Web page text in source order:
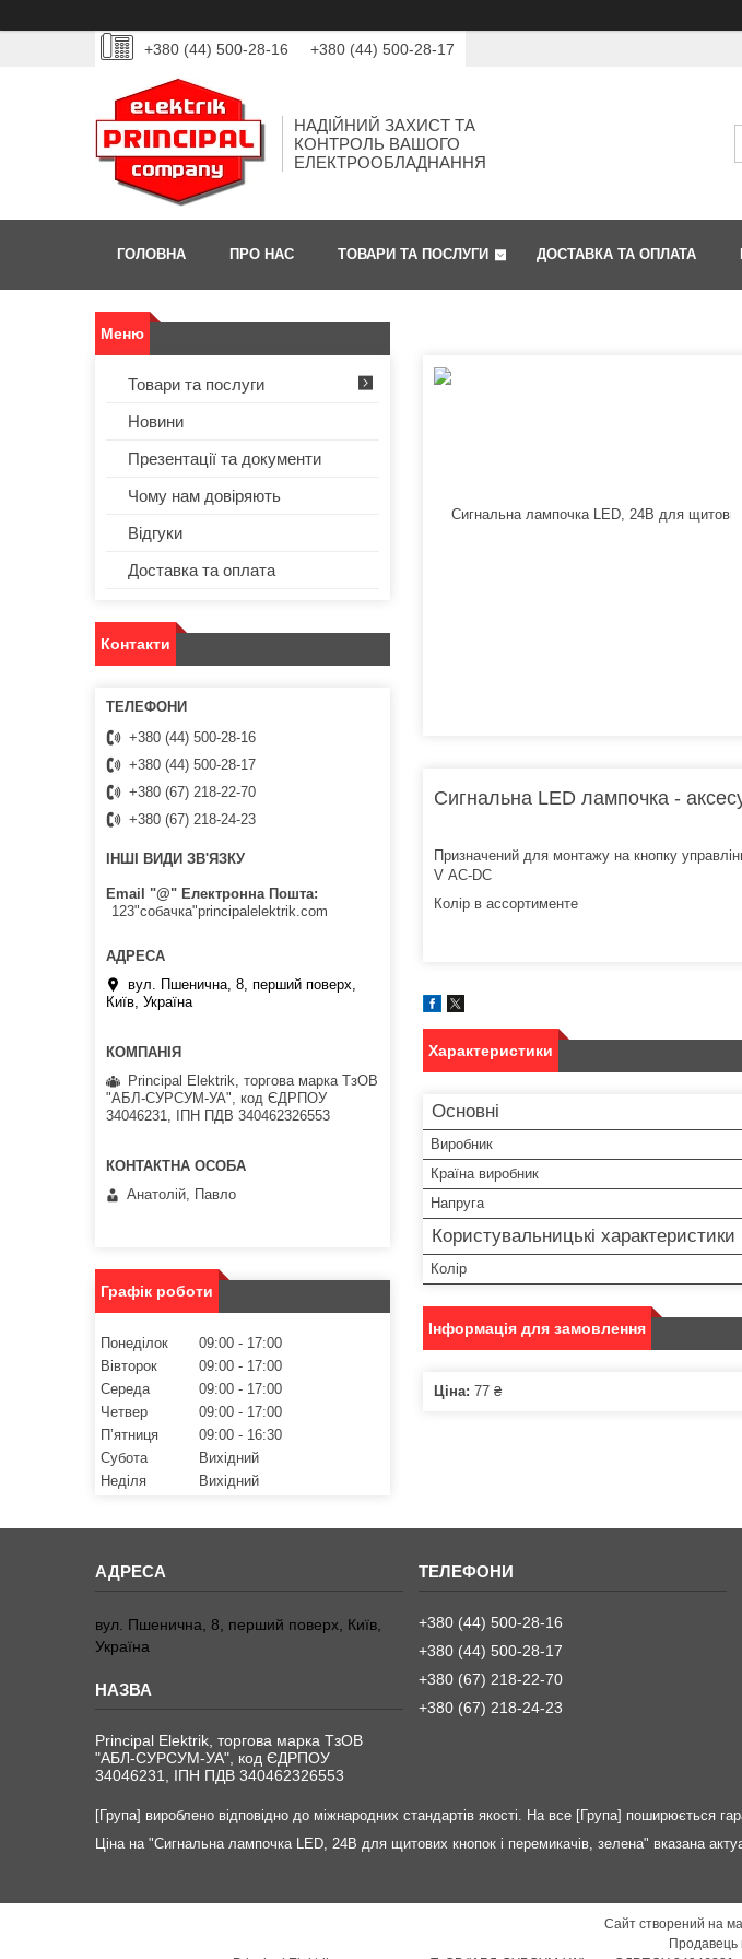
+380 (44) 500-28-16 +380 (44) 500-28-17
НАДІЙНИЙ ЗАХИСТ ТА
КОНТРОЛЬ ВАШОГО
ЕЛЕКТРООБЛАДНАННЯ
ГОЛОВНА ПРО НАС ТОВАРИ ТА ПОСЛУГИ ДОСТАВКА ТА ОПЛАТА
Сигнальна LED лампочка -
Призначений для монтажу на кнопку
V AC-DC
Колір в ассортименте
Характеристики
Основні
Виробник
Країна виробник
Напруга
Користувальницькі характеристики
Колір
Інформація для замовлення
Ціна: 77 ₴
Товари та послуги
Новини
Презентації та документи
Чому нам довіряють
Відгуки
Доставка та оплата
Контакти
+380 (44) 500-28-16
+380 (44) 500-28-17
+380 (67) 218-22-70
+380 (67) 218-24-23
ІНШІ ВИДИ ЗВ'ЯЗКУ
Email "@" Електронна Пошта
123"собачка"principalelektrik.com
вул. Пшенична, 8, перший поверх,
Київ, Україна
Principal Elektrik, торгова марка ТзОВ
"АБЛ-СУРСУМ-УА", код ЄДРПОУ
34046231, ІПН ПДВ 340462326553
Анатолій, Павло
Графік роботи
Понеділок 09:00
17:00
Вівторок
09:00
17:00
Середа
09:00
17:00
Четвер
09:00
17:00
Пʼятниця
09:00
16:30
Субота
Вихідний
Неділя
Вихідний
вул. Пшенична, 8, перший поверх, Київ,
Україна
Principal Elektrik, торгова марка ТзОВ
"АБЛ-СУРСУМ-УА", код ЄДРПОУ
34046231, ІПН ПДВ 340462326553
+380 (44) 500-28-16
+380 (44) 500-28-17
+380 (67) 218-22-70
+380 (67) 218-24-23
[Група] вироблено відповідно до міжнародних стандартів якості. На все [Група] поширюється
Ціна на "Сигнальна лампочка LED, 24В для щитових кнопок і перемикачів, зелена" вказана
Сайт створений на
Продавець